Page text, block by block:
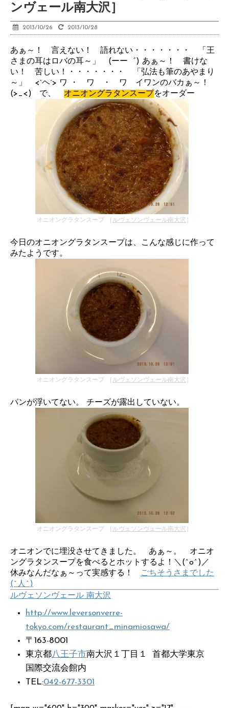
ンヴェール南大沢］
2013/10/26 2013/10/28
あぁ～！ 言えない！ 語れない・・・・・・・ 「王
さまの耳はロバの耳～」 (ーー゛) あぁ～！ 書けな
い！ 苦しい！・・・・・・・ 「弘法も筆のあやまり
～」 <`ヘ´> ワ ・ ワ ・ ワ イワンのバカぁ～！
(>_<) で、 オニオングラタンスープ をオーダー
オニオングラタンスープ ［ ルヴェソンヴェール南大沢
今日のオニオングラタンスープは、こんな感じに作って
みたようです。
オニオングラタンスープ ［ ルヴェソンヴェール南大沢
パンが浮いてない。 チーズが露出していない。
オニオングラタンスープ ［ ルヴェソンヴェール南大沢
オニオンでに埋没させてきました。 あぁ～。 オニオ
ングラタンスープを食べるとホットするよ！＼(^o^)／
休みなんだなぁ～って実感する！
ごちそうさまでした
(^人^)
ルヴェソンヴェール 南大沢
http://www.leversonverre-
tokyo.com/restaurant_minamiosawa/
〒163-8001
東京都八王子市南大沢１丁目１ 首都大学東京
国際交流会館内
TEL:042-677-3301